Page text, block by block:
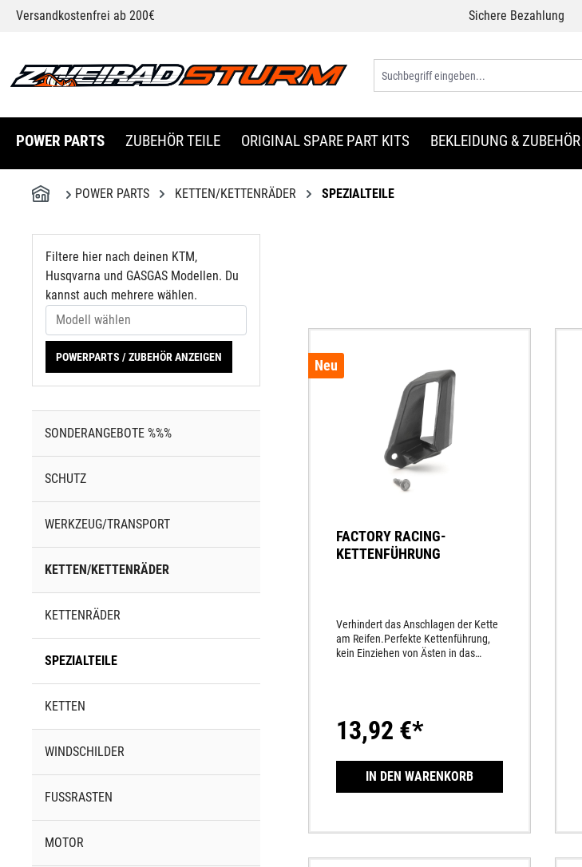
Zur Hauptnavigation springen
Versandkostenfrei ab 200€ Sichere Bezahlung
POWER PARTS ZUBEHÖR TEILE ORIGINAL SPARE PART KITS BEKLEIDUNG & ZUBEHÖR
POWER PARTS KETTEN/KETTENRÄDER SPEZIALTEILE
Filtere hier nach deinen KTM,
Husqvarna und GASGAS Modellen. Du
kannst auch mehrere wählen.
POWERPARTS / ZUBEHÖR ANZEIGEN
SONDERANGEBOTE %%%
SCHUTZ
WERKZEUG/TRANSPORT
KETTEN/KETTENRÄDER
KETTENRÄDER
SPEZIALTEILE
KETTEN
WINDSCHILDER
FUSSRASTEN
MOTOR
Neu
FACTORY RACING-
KETTENFÜHRUNG
Verhindert das Anschlagen der Kette
am Reifen.Perfekte Kettenführung,
kein Einziehen von Ästen in das
13,92 €*
IN DEN WARENKORB
Modell wählen